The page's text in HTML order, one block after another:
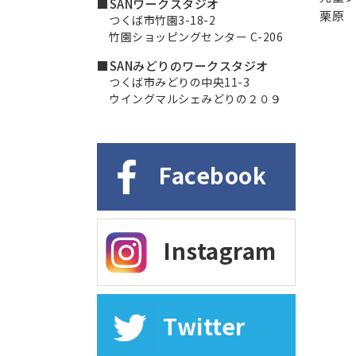
栗原
■SANワークスタジオ
つくば市竹園3-18-2
竹園ショッピングセンター C-206
■SANみどりのワークスタジオ
つくば市みどりの中央11-3
ウイングマルシェみどりの２０９
Facebook
Instagram
Twitter